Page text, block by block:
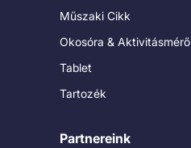
Műszaki Cikk
Okosóra & Aktivitásmérő
Tablet
Tartozék
Partnereink